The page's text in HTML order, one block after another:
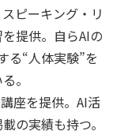
ピーキング・リ
提供。自らAIの
る“人体実験”を
。
座を提供。AI活
の実績も持つ。